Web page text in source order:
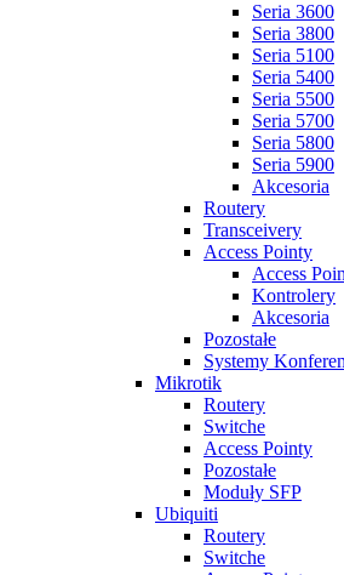
Seria 3600
Seria 3800
Seria 5100
Seria 5400
Seria 5500
Seria 5700
Seria 5800
Seria 5900
Akcesoria
Routery
Transceivery
Access Pointy
Access
Kontrolery
Akcesoria
Pozostałe
Systemy
Mikrotik
Routery
Switche
Access Pointy
Pozostałe
Moduły SFP
Ubiquiti
Routery
Switche